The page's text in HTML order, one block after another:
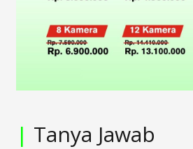
| Tanya Jawab